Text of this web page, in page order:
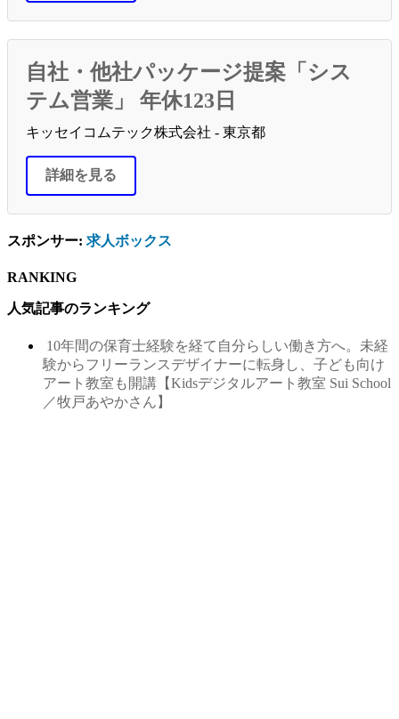
自社・他社パッケージ提案「シス
テム営業」 年休123日
キッセイコムテック株式会社 - 東京都
詳細を見る
スポンサー: 求人ボックス
RANKING
人気記事のランキング
10年間の保育士経験を経て自分らしい働き方へ。未経
験からフリーランスデザイナーに転身し、子ども向け
アート教室も開講【Kidsデジタルアート教室 Sui School
／牧戸あやかさん】